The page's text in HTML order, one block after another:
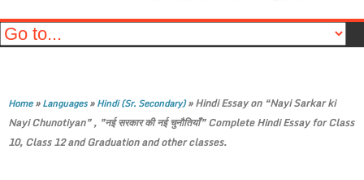
Home»Languages»Hindi (Sr. Secondary)»Hindi Essay on “Nayi Sarkar ki
Nayi Chunotiyan” , ”नई सरकार की नई चुनौतियाँ” Complete Hindi Essay for Class
10, Class 12 and Graduation and other classes.